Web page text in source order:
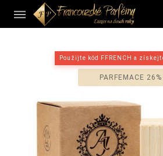
PARFEMACE 26%
Použijte kód FFRENCH a